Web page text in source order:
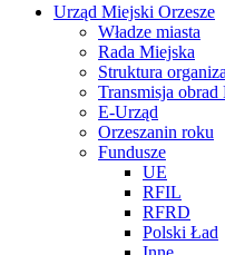
Urząd Miejski Orzesze
Władze miasta
Rada Miejska
Struktura
Transmisja
E-Urząd
Orzeszanin roku
Fundusze
UE
RFIL
RFRD
Polski Ład